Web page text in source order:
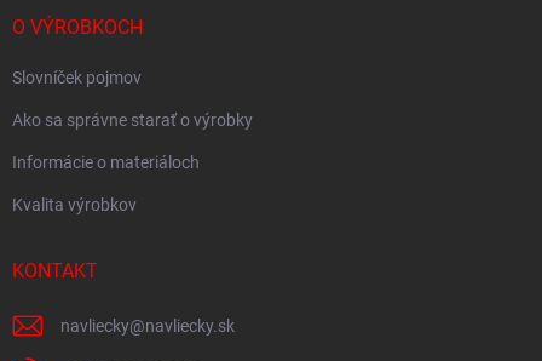
O VÝROBKOCH
Slovníček pojmov
Ako sa správne starať o výrobky
Informácie o materiáloch
Kvalita výrobkov
KONTAKT
navliecky@navliecky.sk